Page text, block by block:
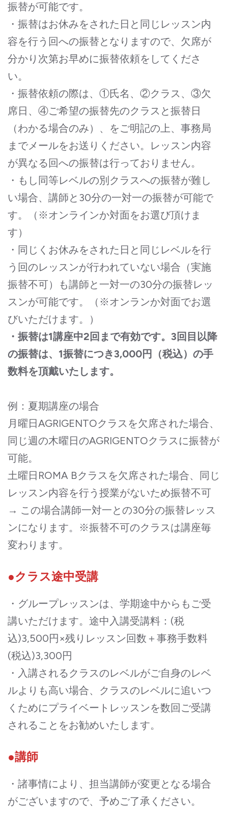
振替が可能です。
・振替はお休みをされた日と同じレッスン内
容を行う回への振替となりますので、欠席が
分かり次第お早めに振替依頼をしてくださ
い。
・振替依頼の際は、①氏名、②クラス、③欠
席日、④ご希望の振替先のクラスと振替日
（わかる場合のみ）、をご明記の上、事務局
までメールをお送りください。レッスン内容
が異なる回への振替は行っておりません。
・もし同等レベルの別クラスへの振替が難し
い場合、講師と30分の一対一の振替が可能で
す。（※オンラインか対面をお選び頂けま
す）
・同じくお休みをされた日と同じレベルを行
う回のレッスンが行われていない場合（実施
振替不可）も講師と一対一の30分の振替レッ
スンが可能です。（※オンランか対面でお選
びいただけます。）
・振替は1講座中2回まで有効です。3回目以降
の振替は、1振替につき3,000円（税込）の手
数料を頂戴いたします。
例：夏期講座の場合
月曜日AGRIGENTOクラスを欠席された場合、
同じ週の木曜日のAGRIGENTOクラスに振替が
可能。
土曜日ROMA Bクラスを欠席された場合、同じ
レッスン内容を行う授業がないため振替不可
→ この場合講師一対一との30分の振替レッス
ンになります。※振替不可のクラスは講座毎
変わります。
●クラス途中受講
・グループレッスンは、学期途中からもご受
講いただけます。途中入講受講料：(税
込)3,500円×残りレッスン回数＋事務手数料
(税込)3,300円
・入講されるクラスのレベルがご自身のレベ
ルよりも高い場合、クラスのレベルに追いつ
くためにプライベートレッスンを数回ご受講
されることをお勧めいたします。
●講師
・諸事情により、担当講師が変更となる場合
がございますので、予めご了承ください。